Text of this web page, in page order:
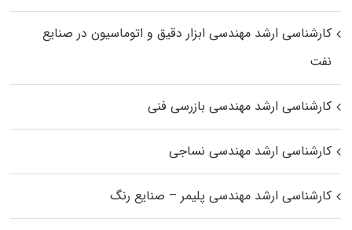
کارشناسی ارشد مهندسی ابزار دقیق و اتوماسیون در صنایع
نفت
کارشناسی ارشد مهندسی بازرسی فنی
کارشناسی ارشد مهندسی نساجی
کارشناسی ارشد مهندسی پلیمر – صنایع رنگ